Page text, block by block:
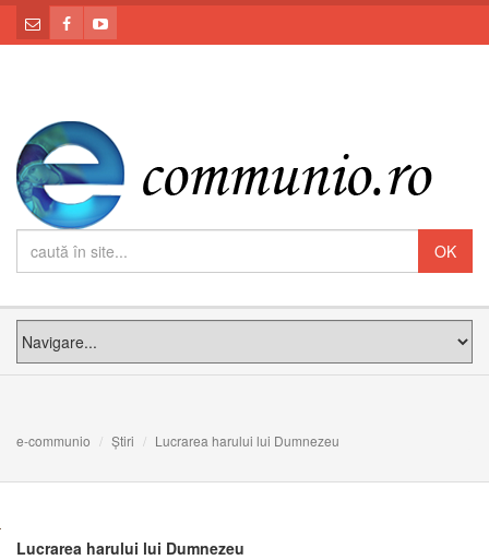
e-communio Știri Lucrarea harului lui Dumnezeu
Lucrarea harului lui Dumnezeu